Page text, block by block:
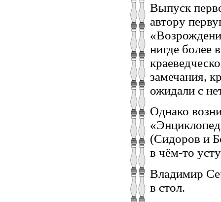
Выпуск
автору
нигде более
замечания,
ожидали с
Однако
(Сидоров и
в чём-то
Владимир
в стол.